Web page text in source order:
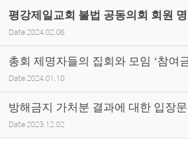
평강제일교회 불법 공동의회 회원
Date 2024.02.06
총회 제명자들의 집회와 모임 ‘참여
Date 2024.01.10
방해금지 가처분 결과에 대한 입장문
Date 2023.12.02